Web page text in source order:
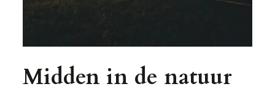
Midden in de natuur